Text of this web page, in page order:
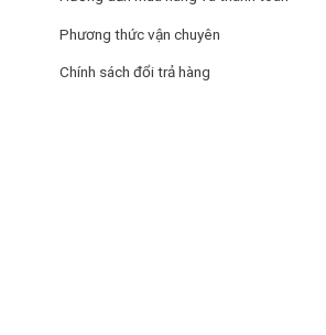
Phương thức vận chuyên
Chính sách đổi trả hàng